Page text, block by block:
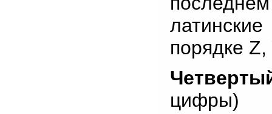
порядке Z,
цифры)